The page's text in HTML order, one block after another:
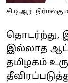
சி.டி.ஆர்.
தொடர்ந்து,
இல்லாத
தமிழகம்